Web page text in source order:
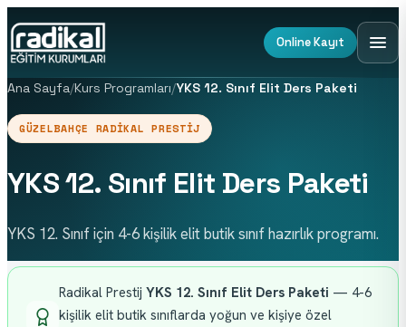
Online Kayıt
Ana Sayfa/Kurs Programları/YKS 12. Sınıf Elit Ders Paketi
GÜZELBAHÇE RADIKAL PRESTIJ
YKS 12. Sınıf Elit Ders Paketi
YKS 12. Sınıf için 4-6 kişilik elit butik sınıf hazırlık programı.
Radikal Prestij YKS 12. Sınıf Elit Ders Paketi — 4-6
kişilik elit butik sınıflarda yoğun ve kişiye özel